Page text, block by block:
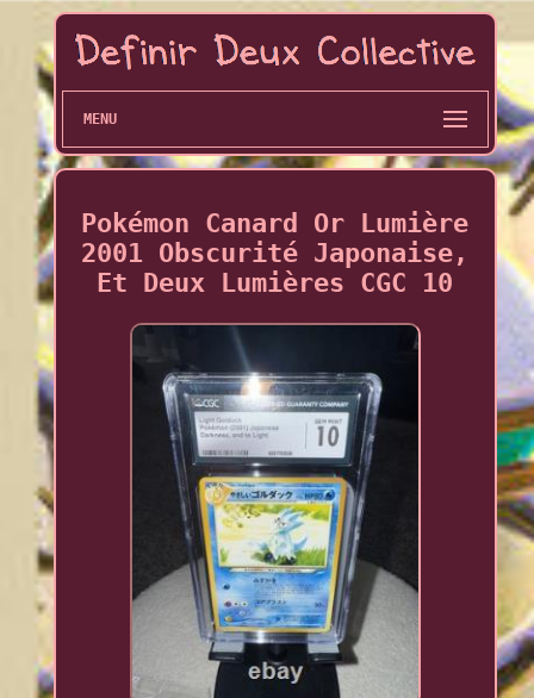
MENU
Pokémon Canard Or Lumière
2001 Obscurité Japonaise,
Et Deux Lumières CGC 10